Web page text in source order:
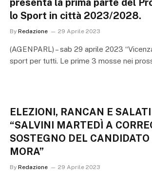
presenta la prima parte del
lo Sport in città 2023/2028.
By Redazione 29 Aprile 2023
(AGENPARL) – sab 29 aprile 2023
sport per tutti. Le prime 3 mosse nei
ELEZIONI, RANCAN E
“SALVINI MARTEDÌ A
SOSTEGNO DEL CANDIDATO
MORA”
By Redazione 29 Aprile 2023